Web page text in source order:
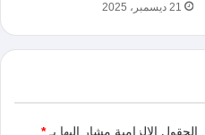
21 ديسمبر، 2025
الحقول الإلزامية مشار إليها بـ*